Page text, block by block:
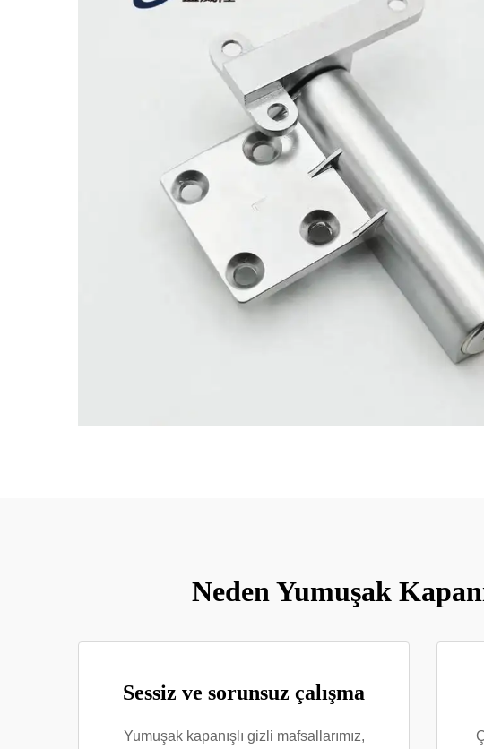
Neden Yumuşak
Sessiz ve sorunsuz çalışma
Yumuşak kapanışlı gizli mafsallarımız,